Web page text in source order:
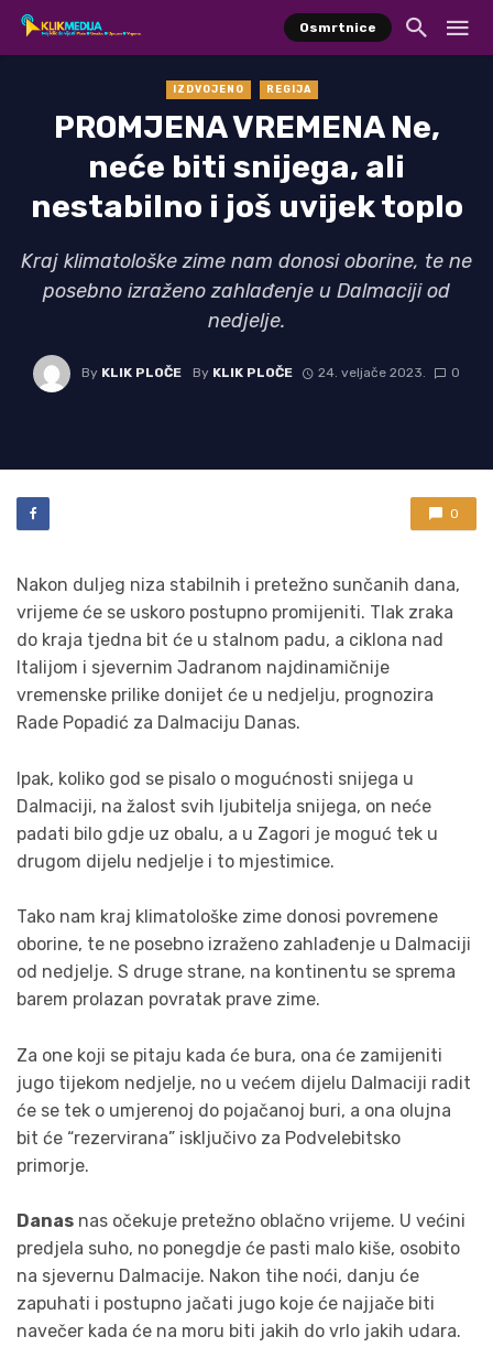
Osmrtnice
IZDVOJENO REGIJA
PROMJENA VREMENA Ne,
neće biti snijega, ali
nestabilno i još uvijek toplo
Kraj klimatološke zime nam donosi oborine, te ne
posebno izraženo zahlađenje u Dalmaciji od
nedjelje.
By KLIK PLOČE By KLIK PLOČE 24. veljače 2023. 0
0
Nakon duljeg niza stabilnih i pretežno sunčanih dana,
vrijeme će se uskoro postupno promijeniti. Tlak zraka
do kraja tjedna bit će u stalnom padu, a ciklona nad
Italijom i sjevernim Jadranom najdinamičnije
vremenske prilike donijet će u nedjelju, prognozira
Rade Popadić za Dalmaciju Danas.
Ipak, koliko god se pisalo o mogućnosti snijega u
Dalmaciji, na žalost svih ljubitelja snijega, on neće
padati bilo gdje uz obalu, a u Zagori je moguć tek u
drugom dijelu nedjelje i to mjestimice.
Tako nam kraj klimatološke zime donosi povremene
oborine, te ne posebno izraženo zahlađenje u Dalmaciji
od nedjelje. S druge strane, na kontinentu se sprema
barem prolazan povratak prave zime.
Za one koji se pitaju kada će bura, ona će zamijeniti
jugo tijekom nedjelje, no u većem dijelu Dalmaciji radit
će se tek o umjerenoj do pojačanoj buri, a ona olujna
bit će “rezervirana” isključivo za Podvelebitsko
primorje.
Danas nas očekuje pretežno oblačno vrijeme. U većini
predjela suho, no ponegdje će pasti malo kiše, osobito
na sjevernu Dalmacije. Nakon tihe noći, danju će
zapuhati i postupno jačati jugo koje će najjače biti
navečer kada će na moru biti jakih do vrlo jakih udara.